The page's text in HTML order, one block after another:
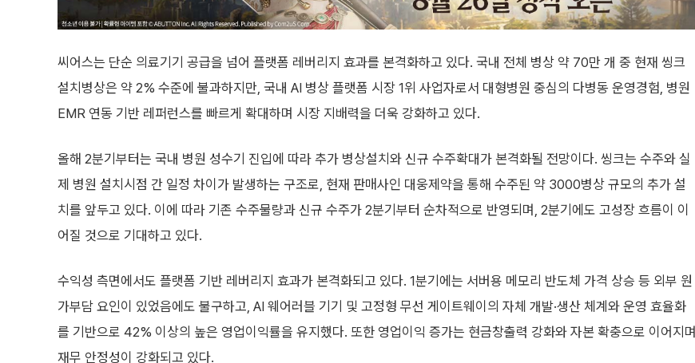
씨어스는 단순 의료기기 공급을 넘어 플랫폼 레버리지 효과를 본격화하고 있다. 국내 전체 병상 약 70만 개 중 현재 씽크
설치병상은 약 2% 수준에 불과하지만, 국내 AI 병상 플랫폼 시장 1위 사업자로서 대형병원 중심의 다병동 운영경험, 병원
EMR 연동 기반 레퍼런스를 빠르게 확대하며 시장 지배력을 더욱 강화하고 있다.
올해 2분기부터는 국내 병원 성수기 진입에 따라 추가 병상설치와 신규 수주확대가 본격화될 전망이다. 씽크는 수주와 실
제 병원 설치시점 간 일정 차이가 발생하는 구조로, 현재 판매사인 대웅제약을 통해 수주된 약 3000병상 규모의 추가 설
치를 앞두고 있다. 이에 따라 기존 수주물량과 신규 수주가 2분기부터 순차적으로 반영되며, 2분기에도 고성장 흐름이 이
어질 것으로 기대하고 있다.
수익성 측면에서도 플랫폼 기반 레버리지 효과가 본격화되고 있다. 1분기에는 서버용 메모리 반도체 가격 상승 등 외부 원
가부담 요인이 있었음에도 불구하고, AI 웨어러블 기기 및 고정형 무선 게이트웨이의 자체 개발·생산 체계와 운영 효율화
를 기반으로 42% 이상의 높은 영업이익률을 유지했다. 또한 영업이익 증가는 현금창출력 강화와 자본 확충으로 이어지며
재무 안정성이 강화되고 있다.